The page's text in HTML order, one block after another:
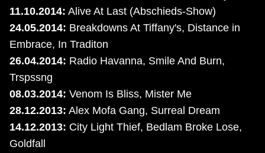
11.10.2014: Alive At Last (Abschieds-Show)
24.05.2014: Breakdowns At Tiffany's, Distance in
Embrace, In Traditon
26.04.2014: Radio Havanna, Smile And Burn,
Trspssng
08.03.2014: Venom Is Bliss, Mister Me
28.12.2013: Alex Mofa Gang, Surreal Dream
14.12.2013: City Light Thief, Bedlam Broke Lose,
Goldfall